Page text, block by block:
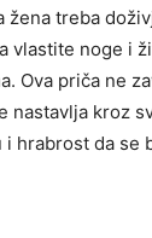
žena treba
vlastite noge i
Ova priča ne
nastavlja kroz
hrabrost da se